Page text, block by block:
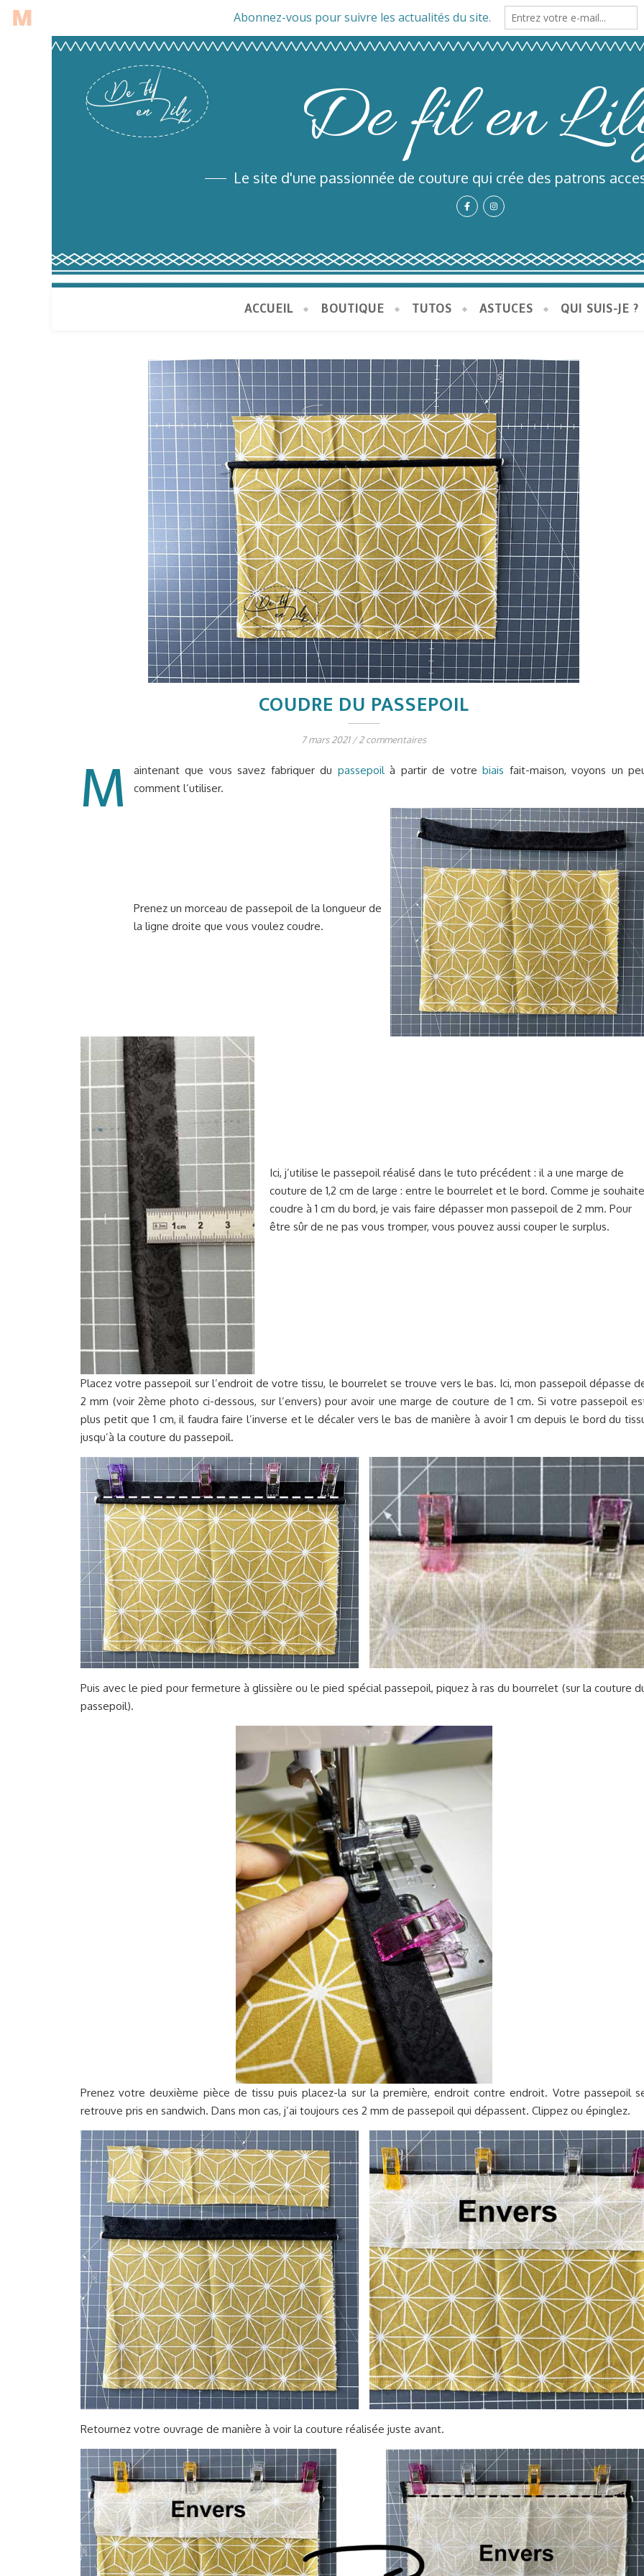
De fil en
Le site d'une passionnée de couture qui crée des patrons
ACCUEIL BOUTIQUE TUTOS ASTUCES QUI SUIS-JE ?
COUDRE DU PASSEPOIL
7 mars 2021 / 2 commentaires
M aintenant que vous savez fabriquer du passepoilà partir de votrebiais fait-maison, voyons un
comment l’utiliser.
Prenez un morceau de passepoil de la longueur de
la ligne droite que vous voulez coudre.
Ici, j’utilise le passepoil réalisé dans le tuto précédent : il a une marge de
couture de 1,2 cm de large : entre le bourrelet et le bord. Comme je souhaite
coudre à 1 cm du bord, je vais faire dépasser mon passepoil de 2 mm. Pour
être sûr de ne pas vous tromper, vous pouvez aussi couper le surplus.
Placez votre passepoil sur l’endroit de votre tissu, le bourrelet se trouve vers le bas. Ici, mon passepoil dépasse
2 mm (voir 2ème photo ci-dessous, sur l’envers) pour avoir une marge de couture de 1 cm. Si votre passepoil
plus petit que 1 cm, il faudra faire l’inverse et le décaler vers le bas de manière à avoir 1 cm depuis le bord du
jusqu’à la couture du passepoil.
Puis avec le pied pour fermeture à glissière ou le pied spécial passepoil, piquez à ras du bourrelet (sur la couture
passepoil).
Prenez votre deuxième pièce de tissu puis placez-la sur la première, endroit contre endroit. Votre passepoil
retrouve pris en sandwich. Dans mon cas, j’ai toujours ces 2 mm de passepoil qui dépassent. Clippez ou épinglez.
Retournez votre ouvrage de manière à voir la couture réalisée juste avant.